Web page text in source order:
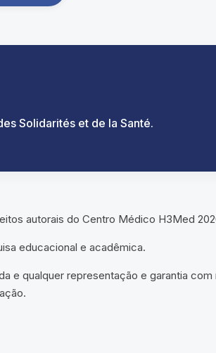
Solidarités et de la Santé.
autorais do Centro Médico H3Med
educacional e acadêmica.
e qualquer representação e garantia com